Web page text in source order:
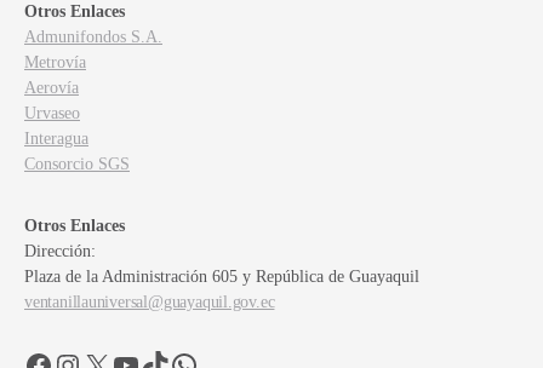
Otros Enlaces
Admunifondos S.A.
Metrovía
Aerovía
Urvaseo
Interagua
Consorcio SGS
Otros Enlaces
Dirección:
Plaza de la Administración 605 y República de Guayaquil
ventanillauniversal@guayaquil.gov.ec
FacebookInstagram
X YouTube
TikTokWhatsApp